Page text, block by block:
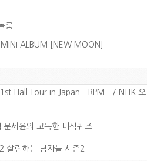
룸
ALBUM [NEW MOON]
Hall Tour in Japan - RPM - / NHK 오
문세윤의 고독한 미식퀴즈
살림하는 남자들 시즌2